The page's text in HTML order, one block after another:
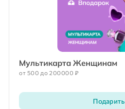
Мультикарта Женщинам
от 500 до 200000 ₽
Подарить